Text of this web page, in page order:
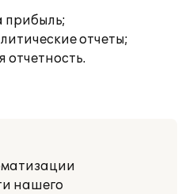
прибыль;
отчеты;
отчетность.
нашего